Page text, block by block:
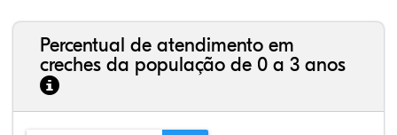
Percentual de atendimento em
creches da população de 0 a 3 anos